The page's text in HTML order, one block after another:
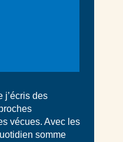
j’écris des
vécues. Avec les
somme